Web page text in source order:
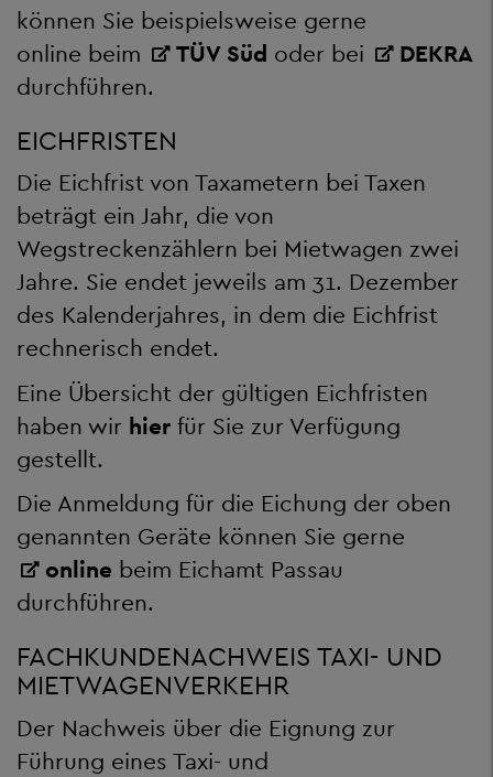
können Sie beispielsweise gerne
online beim
TÜV Süd oder bei
DEKRA
durchführen.
EICHFRISTEN
Die Eichfrist von Taxametern bei Taxen
beträgt ein Jahr, die von
Wegstreckenzählern bei Mietwagen zwei
Jahre. Sie endet jeweils am 31. Dezember
des Kalenderjahres, in dem die Eichfrist
rechnerisch endet.
Eine Übersicht der gültigen Eichfristen
haben wir hier für Sie zur Verfügung
gestellt.
Die Anmeldung für die Eichung der oben
genannten Geräte können Sie gerne
online beim Eichamt Passau
durchführen.
FACHKUNDENACHWEIS TAXI- UND
MIETWAGENVERKEHR
Der Nachweis über die Eignung zur
Führung eines Taxi- und